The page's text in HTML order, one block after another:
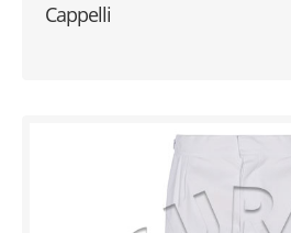
Cappelli